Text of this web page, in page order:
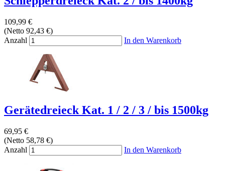
109,99 €
(Netto 92,43 €)
Anzahl
In den Warenkorb
Gerätedreieck Kat. 1 / 2 / 3 / bis 1500kg
69,95 €
(Netto 58,78 €)
Anzahl
In den Warenkorb